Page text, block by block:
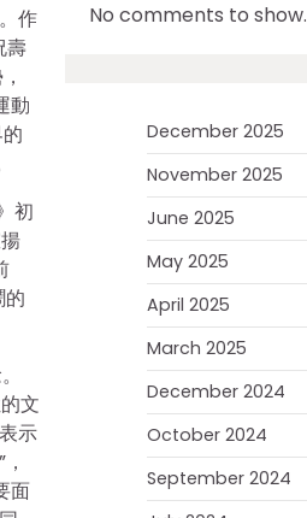
作
壽
動
初
的
文
示
面
No comments to show.
December 2025
November 2025
June 2025
May 2025
April 2025
March 2025
December 2024
October 2024
September 2024